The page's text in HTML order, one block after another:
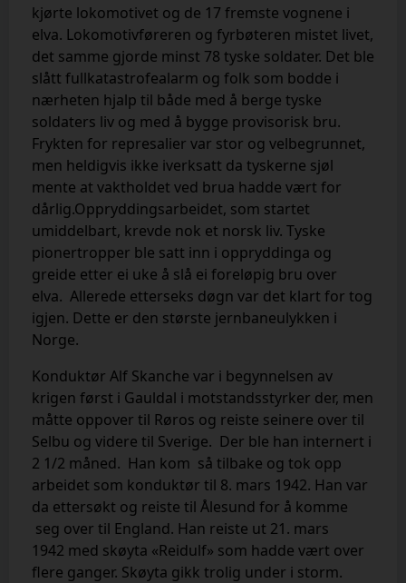
kjørte lokomotivet og de 17 fremste vognene i
elva. Lokomotivføreren og fyrbøteren mistet livet,
det samme gjorde minst 78 tyske soldater. Det ble
slått fullkatastrofealarm og folk som bodde i
nærheten hjalp til både med å berge tyske
soldaters liv og med å bygge provisorisk bru.
Frykten for represalier var stor og velbegrunnet,
men heldigvis ikke iverksatt da tyskerne sjøl
mente at vaktholdet ved brua hadde vært for
dårlig.Oppryddingsarbeidet, som startet
umiddelbart, krevde nok et norsk liv. Tyske
pionertropper ble satt inn i oppryddinga og
greide etter ei uke å slå ei foreløpig bru over
elva. Allerede etterseks døgn var det klart for tog
igjen. Dette er den største jernbaneulykken i
Norge.
Konduktør Alf Skanche var i begynnelsen av
krigen først i Gauldal i motstandsstyrker der, men
måtte oppover til Røros og reiste seinere over til
Selbu og videre til Sverige. Der ble han internert i
2 1/2 måned. Han kom så tilbake og tok opp
arbeidet som konduktør til 8. mars 1942. Han var
da ettersøkt og reiste til Ålesund for å komme
seg over til England. Han reiste ut 21. mars
1942 med skøyta «Reidulf» som hadde vært over
flere ganger. Skøyta gikk trolig under i storm.